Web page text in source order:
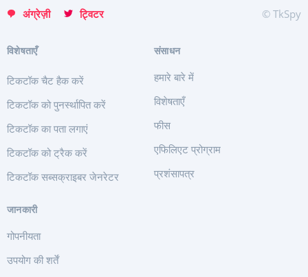
अंग्रेज़ी ट्विटर © TkSpy
विशेषताएँ
टिकटॉक चैट हैक करें
टिकटॉक को पुनर्स्थापित करें
टिकटॉक का पता लगाएं
टिकटॉक को ट्रैक करें
टिकटॉक सब्सक्राइबर जेनरेटर
संसाधन
हमारे बारे में
विशेषताएँ
फीस
एफिलिएट प्रोग्राम
प्रशंसापत्र
जानकारी
गोपनीयता
उपयोग की शर्तें